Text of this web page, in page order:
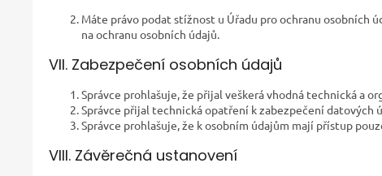
Máte právo podat stížnost u Úřadu pro ochranu osobních
na ochranu osobních údajů.
VII. Zabezpečení osobních údajů
Správce prohlašuje, že přijal veškerá vhodná technická a
Správce přijal technická opatření k zabezpečení
Správce prohlašuje, že k osobním údajům mají přístup
VIII. Závěrečná ustanovení